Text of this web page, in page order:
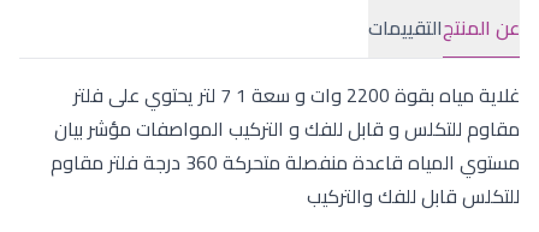
عن المنتجالتقييمات
غلاية مياه بقوة 2200 وات و سعة 1 7 لتر يحتوي على فلتر
مقاوم للتكلس و قابل للفك و التركيب المواصفات مؤشر بيان
مستوي المياه قاعدة منفصلة متحركة 360 درجة فلتر مقاوم
للتكلس قابل للفك والتركيب